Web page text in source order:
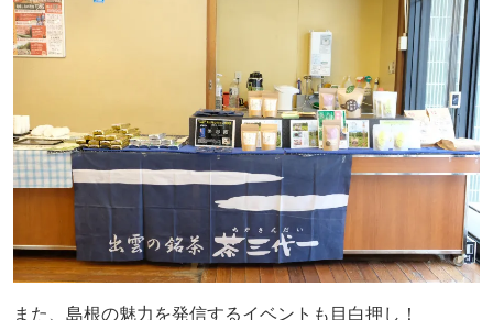
また、島根の魅力を発信するイベントも目白押し！